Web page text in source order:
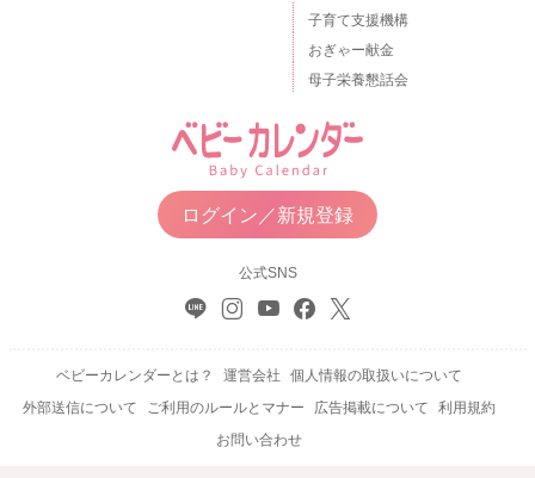
子育て支援機構
おぎゃー献金
母子栄養懇話会
ログイン／新規登録
公式SNS
ベビーカレンダーとは？ 運営会社
個人情報の取扱いについて
外部送信について
ご利用のルールとマナー 広告掲載について
利用規約
お問い合わせ